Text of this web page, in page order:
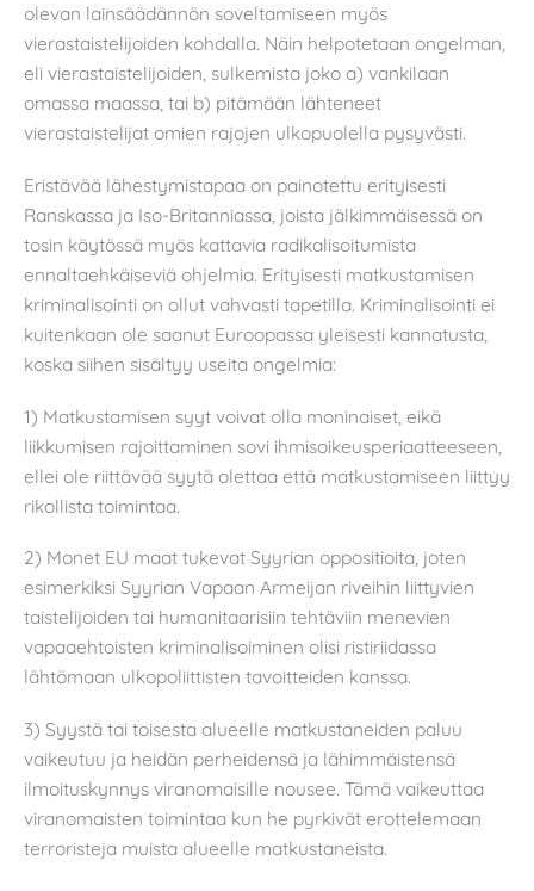
olevan lainsäädännön soveltamiseen myös
vierastaistelijoiden kohdalla. Näin helpotetaan ongelman,
eli vierastaistelijoiden, sulkemista joko a) vankilaan
omassa maassa, tai b) pitämään lähteneet
vierastaistelijat omien rajojen ulkopuolella pysyvästi.
Eristävää lähestymistapaa on painotettu erityisesti
Ranskassa ja Iso-Britanniassa, joista jälkimmäisessä on
tosin käytössä myös kattavia radikalisoitumista
ennaltaehkäiseviä ohjelmia. Erityisesti matkustamisen
kriminalisointi on ollut vahvasti tapetilla. Kriminalisointi ei
kuitenkaan ole saanut Euroopassa yleisesti kannatusta,
koska siihen sisältyy useita ongelmia:
1) Matkustamisen syyt voivat olla moninaiset, eikä
liikkumisen rajoittaminen sovi ihmisoikeusperiaatteeseen,
ellei ole riittävää syytä olettaa että matkustamiseen liittyy
rikollista toimintaa.
2) Monet EU maat tukevat Syyrian oppositioita, joten
esimerkiksi Syyrian Vapaan Armeijan riveihin liittyvien
taistelijoiden tai humanitaarisiin tehtäviin menevien
vapaaehtoisten kriminalisoiminen olisi ristiriidassa
lähtömaan ulkopoliittisten tavoitteiden kanssa.
3) Syystä tai toisesta alueelle matkustaneiden paluu
vaikeutuu ja heidän perheidensä ja lähimmäistensä
ilmoituskynnys viranomaisille nousee. Tämä vaikeuttaa
viranomaisten toimintaa kun he pyrkivät erottelemaan
terroristeja muista alueelle matkustaneista.